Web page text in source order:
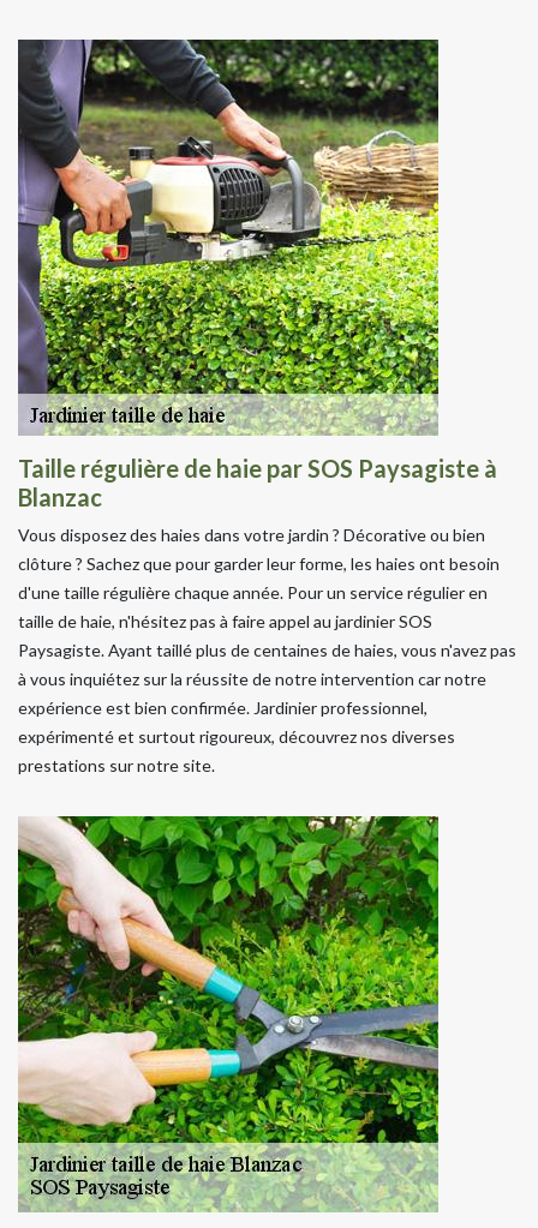
Taille régulière de haie par SOS Paysagiste à
Blanzac
Vous disposez des haies dans votre jardin ? Décorative ou bien
clôture ? Sachez que pour garder leur forme, les haies ont besoin
d'une taille régulière chaque année. Pour un service régulier en
taille de haie, n'hésitez pas à faire appel au jardinier SOS
Paysagiste. Ayant taillé plus de centaines de haies, vous n'avez pas
à vous inquiétez sur la réussite de notre intervention car notre
expérience est bien confirmée. Jardinier professionnel,
expérimenté et surtout rigoureux, découvrez nos diverses
prestations sur notre site.